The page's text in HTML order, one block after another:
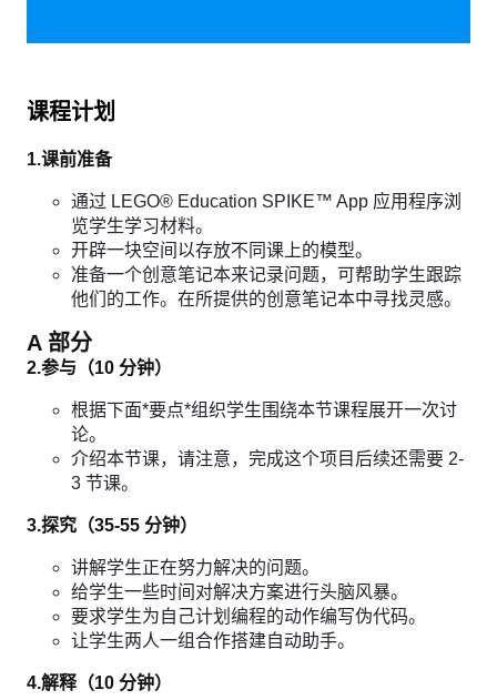
课程计划
1.课前准备
通过 LEGO® Education SPIKE™ App 应用程序浏
览学生学习材料。
开辟一块空间以存放不同课上的模型。
准备一个创意笔记本来记录问题，可帮助学生跟踪
他们的工作。在所提供的创意笔记本中寻找灵感。
A 部分
2.参与（10 分钟）
根据下面*要点*组织学生围绕本节课程展开一次讨
论。
介绍本节课，请注意，完成这个项目后续还需要 2-
3 节课。
3.探究（35-55 分钟）
讲解学生正在努力解决的问题。
给学生一些时间对解决方案进行头脑风暴。
要求学生为自己计划编程的动作编写伪代码。
让学生两人一组合作搭建自动助手。
4.解释（10 分钟）